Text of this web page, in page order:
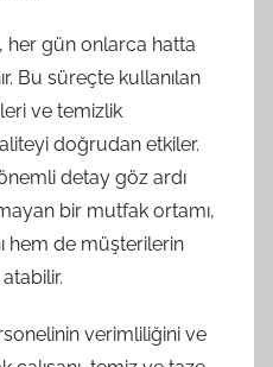
gün onlarca hatta
Bu süreçte kullanılan
ve temizlik
doğrudan etkiler.
detay göz ardı
bir mutfak ortamı,
hem de müşterilerin
verimliliğini ve